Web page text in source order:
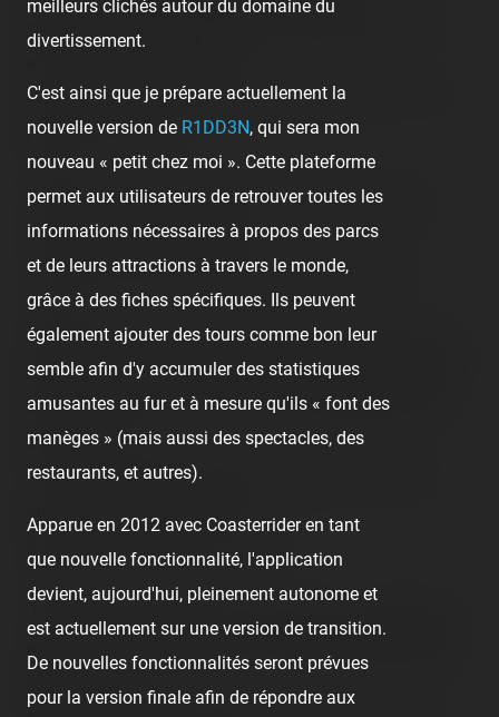
Hmm, choco bouillant, tas de viennoiseries, etc…! Hmm
j'ai plus faim !<br />
<br />
<img src="/content/trip-reports/1190584800/(3).jpg"
alt="" class="photo-tr"><br />
La nouvelle machine à jus d'orange, coooolll !<br />
<br />
<span class="tr-heure">12:15</span> =&gt; Hop, enfin on
refonçe sur notre <span class="tr-noms">DLP</span>, et
en journée S.V.P. ! A, B, C, D… on le voit rarement ce p'tit
truc ici :<br />
<img src="/content/trip-reports/1190584800/(4).jpg"
meilleurs clichés autour du domaine du
divertissement.
C'est ainsi que je prépare actuellement la
nouvelle version de R1DD3N, qui sera mon
nouveau « petit chez moi ». Cette plateforme
permet aux utilisateurs de retrouver toutes les
informations nécessaires à propos des parcs
et de leurs attractions à travers le monde,
grâce à des fiches spécifiques. Ils peuvent
également ajouter des tours comme bon leur
semble afin d'y accumuler des statistiques
amusantes au fur et à mesure qu'ils « font des
manèges » (mais aussi des spectacles, des
restaurants, et autres).
Apparue en 2012 avec Coasterrider en tant
que nouvelle fonctionnalité, l'application
devient, aujourd'hui, pleinement autonome et
est actuellement sur une version de transition.
De nouvelles fonctionnalités seront prévues
pour la version finale afin de répondre aux